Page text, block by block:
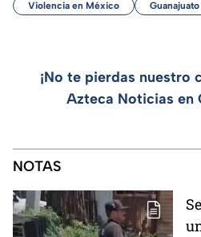
Violencia en México Guanajuato
¡No te pierdas nuestro
Azteca Noticias en
NOTAS